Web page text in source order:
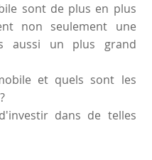
sont de plus en plus
non seulement une
aussi un plus grand
et quels sont les
dans de telles